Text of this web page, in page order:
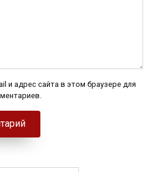
и адрес сайта в этом браузере для